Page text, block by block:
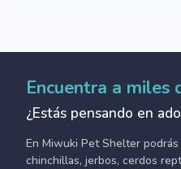
Encuentra a miles
¿Estás pensando en
En Miwuki Pet Shelter
chinchillas, jerbos, cerdos